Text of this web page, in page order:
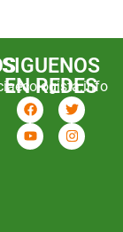
SIGUENOS
EN REDES